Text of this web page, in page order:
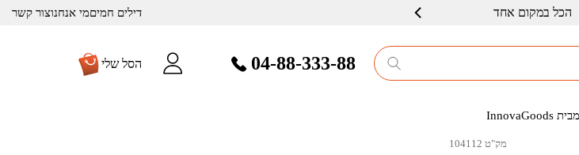
דילים חמיםמי אנחנוצור קשר הכל במקום אחד
04-88-333-88 הסל שלי
מק"ט 104112